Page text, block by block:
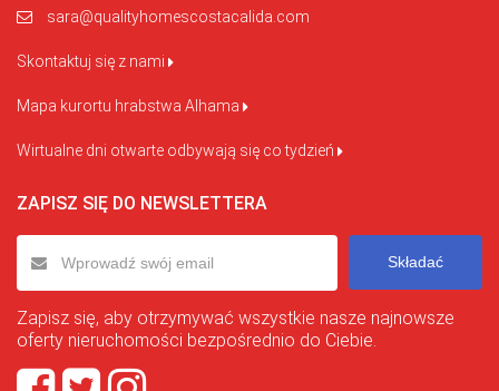
sara@qualityhomescostacalida.com
Skontaktuj się z nami
Mapa kurortu hrabstwa Alhama
Wirtualne dni otwarte odbywają się co tydzień
ZAPISZ SIĘ DO NEWSLETTERA
Składać
Zapisz się, aby otrzymywać wszystkie nasze najnowsze
oferty nieruchomości bezpośrednio do Ciebie.